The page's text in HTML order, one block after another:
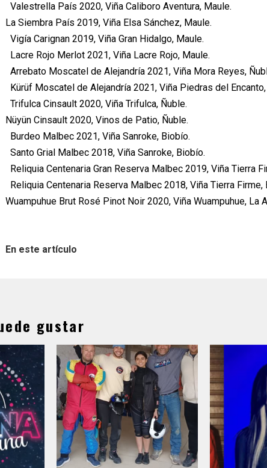
Valestrella País 2020, Viña Caliboro Aventura, Maule.
La Siembra País 2019, Viña Elsa Sánchez, Maule.
Vigía Carignan 2019, Viña Gran Hidalgo, Maule.
Lacre Rojo Merlot 2021, Viña Lacre Rojo, Maule.
Arrebato Moscatel de Alejandría 2021, Viña Mora Reyes,
Kürüf Moscatel de Alejandría 2021, Viña Piedras del
Trifulca Cinsault 2020, Viña Trifulca, Ñuble.
Nüyün Cinsault 2020, Vinos de Patio, Ñuble.
Burdeo Malbec 2021, Viña Sanroke, Biobío.
Santo Grial Malbec 2018, Viña Sanroke, Biobío.
Reliquia Centenaria Gran Reserva Malbec 2019, Viña Tierra
Reliquia Centenaria Reserva Malbec 2018, Viña Tierra Firme,
Wuampuhue Brut Rosé Pinot Noir 2020, Viña Wuampuhue, La
En este artículo
gustar